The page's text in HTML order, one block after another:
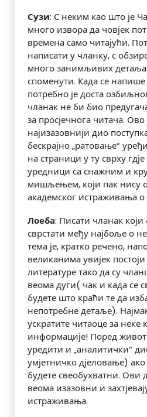
Сузи: С неким као што је
много извора да човјек
времена само читајући.
написати у чланку, с
много занимљивих детаља
споменути. Када се напише
потребно је доста
чланак не би био
за просјечнога читача.
најизазовнији дио
бескрајно „ратовање“
на страници у ту сврху
уредници са снажним и
мишљењем, који пак нису
академског истраживања
Лоеба: Писати чланак који
сврстати међу најбоље о
тема је, кратко речено,
великанима увијек
литературе тако да су
веома дуги( чак и када се
будете што краћи те да
непотребне детаље).
ускратите читаоце за неке
информације! Поред
уредити и „аналитички“
умјетничко дјеловање)
будете свеобухватни. Ови
веома изазовни и
истраживања.